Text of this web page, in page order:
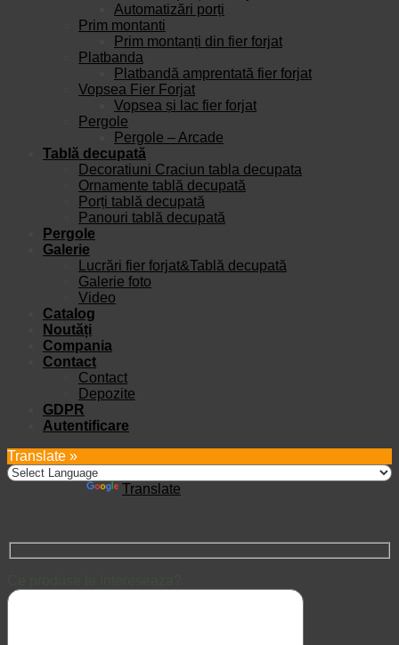
Automatizări porți
Prim montanti
Prim montanți din fier forjat
Platbanda
Platbandă amprentată fier forjat
Vopsea Fier Forjat
Vopsea și lac fier forjat
Pergole
Pergole – Arcade
Tablă decupată
Decoratiuni Craciun tabla decupata
Ornamente tablă decupată
Porți tablă decupată
Panouri tablă decupată
Pergole
Galerie
Lucrări fier forjat&Tablă decupată
Galerie foto
Video
Catalog
Noutăți
Compania
Contact
Contact
Depozite
GDPR
Autentificare
Translate »
Translate